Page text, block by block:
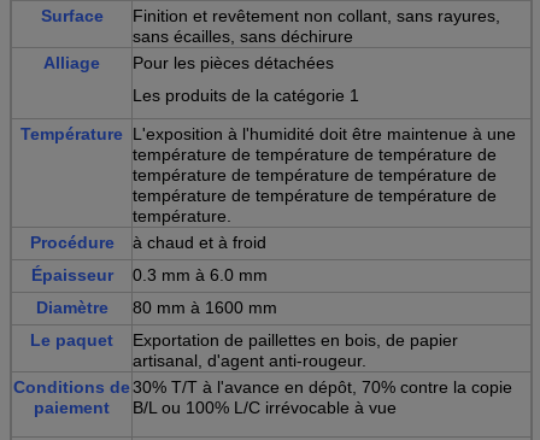
Surface
Finition et revêtement non collant, sans rayures,
sans écailles, sans déchirure
Alliage
Pour les pièces détachées
Les produits de la catégorie 1
Température L'exposition à l'humidité doit être maintenue à une
température de température de température de
température de température de température de
température de température de température de
température.
Procédure
à chaud et à froid
Épaisseur
0.3 mm à 6.0 mm
Diamètre
80 mm à 1600 mm
Le paquet
Exportation de paillettes en bois, de papier
artisanal, d'agent anti-rougeur.
Conditions de
paiement
30% T/T à l'avance en dépôt, 70% contre la copie
B/L ou 100% L/C irrévocable à vue